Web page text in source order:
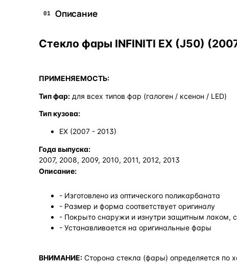
01 Описание
Стекло фары INFINITI EX (J50)
ПРИМЕНЯЕМОСТЬ:
Тип фар: для всех типов фар (галоген / ксенон / LED)
Тип кузова:
EX (2007 - 2013)
Года выпуска:
2007, 2008, 2009, 2010, 2011, 2012, 2013
Описание:
- Изготовлено из оптического поликарбаната
- Размер и форма соответствует оригиналу
- Покрыто снаружи и изнутри защитным лаком,
- Устанавливается на оригинальные фары
ВНИМАНИЕ: Сторона стекла (фары) определяется по